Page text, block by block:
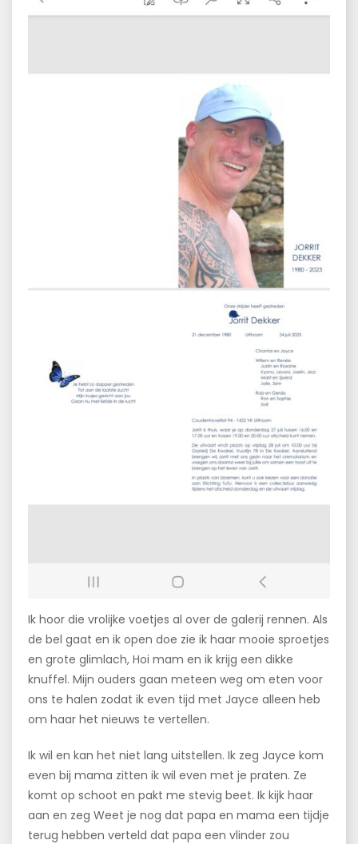
Ik hoor die vrolijke voetjes al over de galerij rennen. Als
de bel gaat en ik open doe zie ik haar mooie sproetjes
en grote glimlach, Hoi mam en ik krijg een dikke
knuffel. Mijn ouders gaan meteen weg om eten voor
ons te halen zodat ik even tijd met Jayce alleen heb
om haar het nieuws te vertellen.
Ik wil en kan het niet lang uitstellen. Ik zeg Jayce kom
even bij mama zitten ik wil even met je praten. Ze
komt op schoot en pakt me stevig beet. Ik kijk haar
aan en zeg Weet je nog dat papa en mama een tijdje
terug hebben verteld dat papa een vlinder zou